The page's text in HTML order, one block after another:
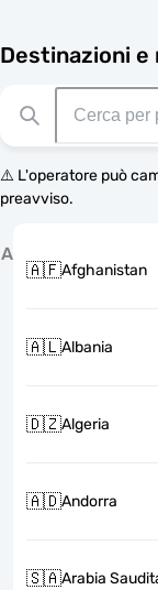
Destinazioni e
⚠️ L'operatore può
preavviso.
A
🇦🇫Afghanistan
🇦🇱Albania
🇩🇿Algeria
🇦🇩Andorra
🇸🇦Arabia